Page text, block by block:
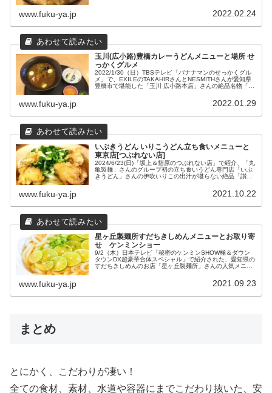
www.fuku-ya.jp 2022.02.24
玉川(広小路)豊橋カレーうどんメニューと場所 せ
っかくグルメ
2022/1/30（日）TBSテレビ「バナナマンのせっかくグル
メ」で、EXILEのTAKAHIRさんとNESMITHさんが愛知県
豊橋市で堪能した「玉川 広小路本店」さんの絶品名物「豊
www.fuku-ya.jp 2022.01.29
いぶきうどん いりこうどん立ち食いメニューと
東京店[つぶれない店]
2024/6/23(日)「坂上＆指原のつぶれない店」で紹介、「丸
亀製麺」さんのグループ初の立ち食いうどん専門店「いぶ
きうどん」さんの伊吹いりこの出汁が堪らない絶品「讃岐
と、吉祥寺店さんをはじめ東京4店舗の場所や営業時間な
www.fuku-ya.jp 2021.10.22
星ヶ丘製麺所すだちきしめんメニューとお取り寄
せ ケンミンショー
9/2（木）日本テレビ「秘密のケンミンSHOW極＆ダウン
タウンDX超豪華合体スペシャル」で紹介された、愛知県の
すだちきしめんのお店「星ヶ丘製麺所」さんの人気メニュ
www.fuku-ya.jp 2021.09.23
まとめ
とにかく、こだわりが凄い！
全ての食材、素材、水道や容器にまでこだわり抜いた、安